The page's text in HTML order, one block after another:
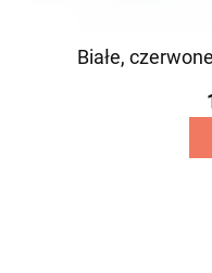
Białe,